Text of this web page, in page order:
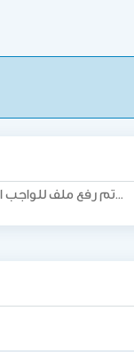
تم رفع ملف للواجب الاضافي للطالبات اللاتي لم يسلمن الواجب الاساسي وذلك في صفحة المقرر…